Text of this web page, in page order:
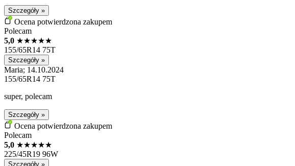
Szczegóły »
Ocena potwierdzona zakupem
Polecam
5,0 ★★★★★
155/65R14 75T
Szczegóły »
Maria; 14.10.2024
155/65R14 75T
super, polecam
Szczegóły »
Ocena potwierdzona zakupem
Polecam
5,0 ★★★★★
225/45R19 96W
Szczegóły »